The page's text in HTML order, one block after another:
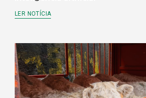
LER NOTÍCIA